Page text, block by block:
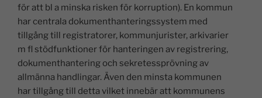
för att bl a minska risken för korruption). En kommun
har centrala dokumenthanteringssystem med
tillgång till registratorer, kommunjurister, arkivarier
m fl stödfunktioner för hanteringen av registrering,
dokumenthantering och sekretessprövning av
allmänna handlingar. Även den minsta kommunen
har tillgång till detta vilket innebär att kommunens